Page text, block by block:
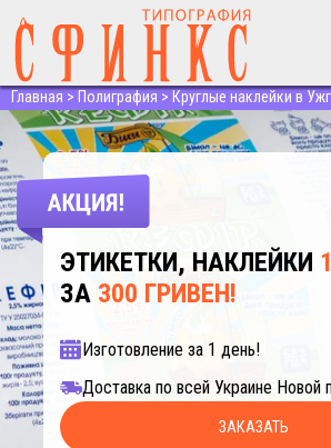
Главная > Полиграфия > Круглые наклейки в
ЭТИКЕТКИ, НАКЛЕЙКИ
ЗА 300 ГРИВЕН!
Изготовление за 1 день!
Доставка по всей Украине Новой
ЗАКАЗАТЬ